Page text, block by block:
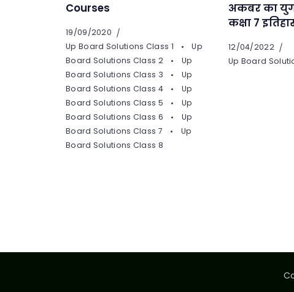
Courses
19/09/2020
Up Board Solutions Class 1
Up
Board Solutions Class 2
Up
Board Solutions Class 3
Up
Board Solutions Class 4
Up
Board Solutions Class 5
Up
Board Solutions Class 6
Up
Board Solutions Class 7
Up
Board Solutions Class 8
अकबर का युग
कक्षा 7
12/04/2022
Up Board